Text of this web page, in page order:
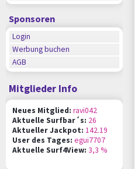
Sponsoren
Login
Werbung buchen
AGB
Mitglieder Info
Neues Mitglied: ravi042
Aktuelle Surfbar´s: 26
Aktueller Jackpot: 142.19
User des Tages: egui7707
Aktuelle Surf4View: 3,3 %